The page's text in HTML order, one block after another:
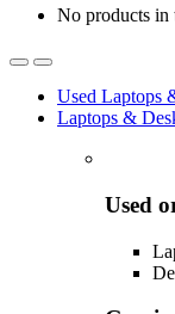
No products in
Used Laptops
Laptops &
Used